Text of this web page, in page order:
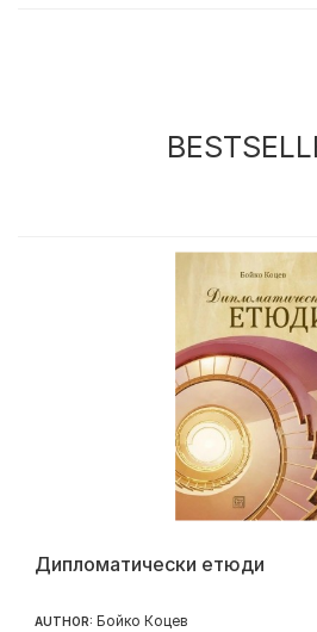
Дипломатически етюди
AUTHOR: Бойко Коцев